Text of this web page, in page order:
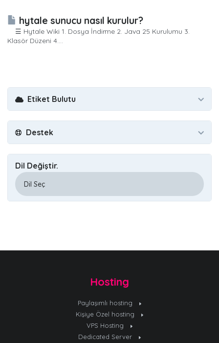
hytale sunucu nasıl kurulur?
☰ Hytale Wiki 1. Dosya İndirme 2. Java 25 Kurulumu 3.
Klasör Düzeni 4....
Etiket Bulutu
Destek
Dil Değiştir.
Hosting
Paylaşımlı hosting
Kişiye Özel hosting
VPS Hosting
Dedicated Server